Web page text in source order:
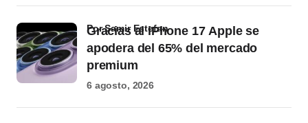
Gracias al iPhone 17 Apple se
apodera del 65% del mercado
premium
por Samir Estefan
6 agosto, 2026